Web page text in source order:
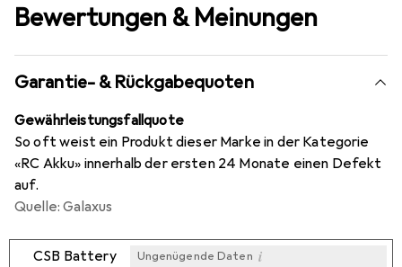
Bewertungen & Meinungen
Garantie- & Rückgabequoten
Gewährleistungsfallquote
So oft weist ein Produkt dieser Marke in der Kategorie
«RC Akku» innerhalb der ersten 24 Monate einen Defekt
auf.
Quelle: Galaxus
CSB Battery Ungenügende Daten i